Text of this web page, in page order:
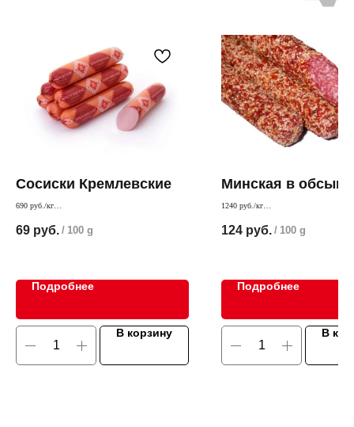
Сосиски Кремлевские
690 руб./кг
сорта.
69 руб. / 100 g
Подробнее
В корзину
Минская в
1240 руб./кг
ароматных специй. Специи придают
124 руб. / 100 g
Подробнее
В